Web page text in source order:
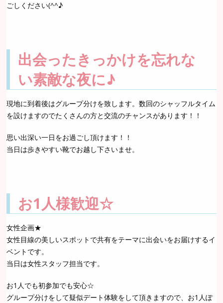
ごしください(^^♪
出会ったきっかけを忘れな
い素敵な夜に♪
現地に到着後はグループ分けを致します。数回のシャッフルタイム
を設けますのでたくさんの方と交流のチャンスがあります！！
思い出深い一日をお過ごし頂けます！！
当日は歩きやすい靴でお越し下さいませ。
お1人様歓迎☆
女性企画★
女性目線の美しいスポットで共有をテーマに出会いをお届けするイ
ベントです。
当日は女性スタッフ担当です。
お1人でも初参加でも安心☆
グループ分けをして疑似デート体験をして頂きますので、お1人ぽ